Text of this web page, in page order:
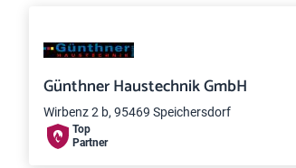
Günthner Haustechnik GmbH
Wirbenz 2 b, 95469 Speichersdorf
Top
Partner